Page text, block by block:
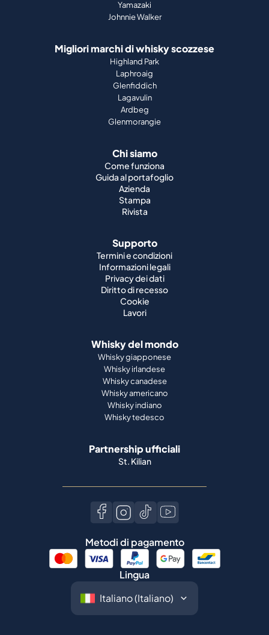
Yamazaki
Johnnie Walker
Migliori marchi di whisky scozzese
Highland Park
Laphroaig
Glenfiddich
Lagavulin
Ardbeg
Glenmorangie
Chi siamo
Come funziona
Guida al portafoglio
Azienda
Stampa
Rivista
Supporto
Termini e condizioni
Informazioni legali
Privacy dei dati
Diritto di recesso
Cookie
Lavori
Whisky del mondo
Whisky giapponese
Whisky irlandese
Whisky canadese
Whisky americano
Whisky indiano
Whisky tedesco
Partnership ufficiali
St. Kilian
Metodi di pagamento
Lingua